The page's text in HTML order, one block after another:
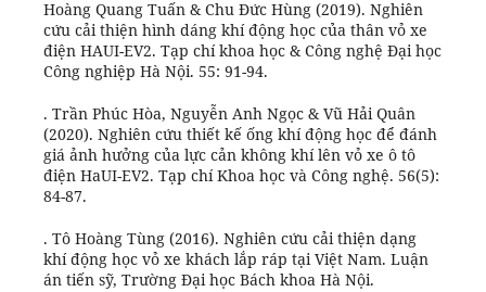
Hoàng Quang Tuấn & Chu Đức Hùng (2019). Nghiên
cứu cải thiện hình dáng khí động học của thân vỏ xe
điện HAUI-EV2. Tạp chí khoa học & Công nghệ Đại học
Công nghiệp Hà Nội. 55: 91-94.
. Trần Phúc Hòa, Nguyễn Anh Ngọc & Vũ Hải Quân
(2020). Nghiên cứu thiết kế ống khí động học để đánh
giá ảnh hưởng của lực cản không khí lên vỏ xe ô tô
điện HaUI-EV2. Tạp chí Khoa học và Công nghệ. 56(5):
84-87.
. Tô Hoàng Tùng (2016). Nghiên cứu cải thiện dạng
khí động học vỏ xe khách lắp ráp tại Việt Nam. Luận
án tiến sỹ, Trường Đại học Bách khoa Hà Nội.